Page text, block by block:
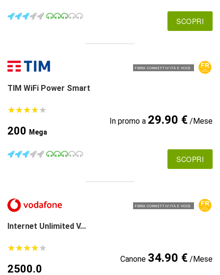
SCOPRI
FIBRA CONNETTIVITÀ E VOCE
TIM WiFi Power Smart
★★★★★
★★★★★
200 Mega
In promo a 29.90 €/Mese
SCOPRI
FIBRA CONNETTIVITÀ E VOCE
Internet Unlimited V...
★★★★★
★★★★★
2500.0
Canone 34.90 €/Mese